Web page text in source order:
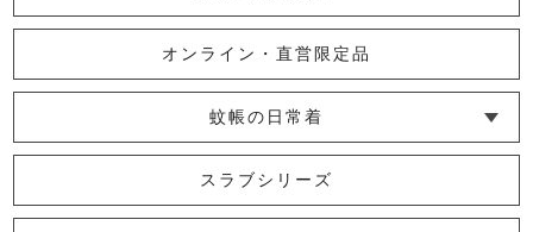
新ビオポーチ（大）
3,080円 (税込)
オンライン・直営限定品
蚊帳の日常着
└ インナー
└ トップス
└ ワンピース
└ パンツ
└ スカート
└ 羽織りもの
└ キッズ・ベビー
スラブシリーズ